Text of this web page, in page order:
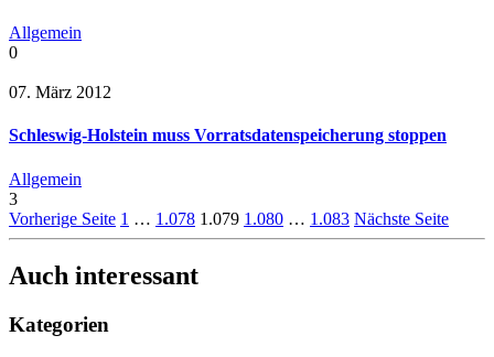
Allgemein
0
07. März 2012
Schleswig-Holstein muss Vorratsdatenspeicherung stoppen
Allgemein
3
Vorherige Seite 1 … 1.078 1.079 1.080 … 1.083 Nächste Seite
Auch interessant
Kategorien